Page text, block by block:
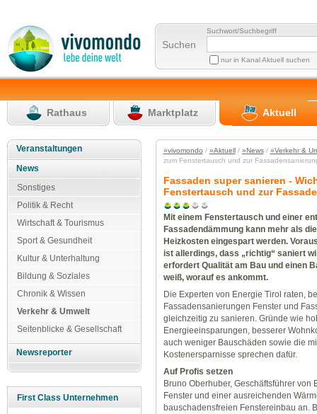
Suchen
Suchwort/Suchbegriff
nur in Kanal Aktuell suchen
Rathaus Marktplatz Aktuell
Veranstaltungen
News
Sonstiges
Politik & Recht
Wirtschaft & Tourismus
Sport & Gesundheit
Kultur & Unterhaltung
Bildung & Soziales
Chronik & Wissen
Verkehr & Umwelt
Seitenblicke & Gesellschaft
Newsreporter
First Class Unternehmen
»vivomondo / »Aktuell/ »News/ »Verkehr &
zum Fenstertausch und zur
Fassaden super sanieren -
Fenstertausch und zur
Mit einem Fenstertausch und einer
Fassadendämmung kann mehr als
Heizkosten eingespart werden.
ist allerdings, dass „richtig“ saniert
erfordert Qualität am Bau und einen
weiß, worauf es ankommt.
Die Experten von Energie Tirol raten,
Fassadensanierungen Fenster und
gleichzeitig zu sanieren. Gründe wie
Energieeinsparungen, besserer
auch weniger Bauschäden sowie die
Kostenersparnisse sprechen dafür.
Auf Profis setzen
Bruno Oberhuber, Geschäftsführer
Fenster und einer ausreichenden
bauschadensfreien Fenstereinbau an.